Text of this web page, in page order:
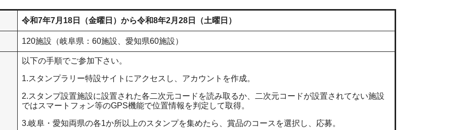
令和7年7月18日（金曜日）から令和8年2月28日（土曜日）
120施設（岐阜県：60施設、愛知県60施設）
以下の手順でご参加下さい。
1.スタンプラリー特設サイトにアクセスし、アカウントを作成。
2.スタンプ設置施設に設置された各二次元コードを読み取るか、二次元コードが設置されてない施設
ではスマートフォン等のGPS機能で位置情報を判定して取得。
3.岐阜・愛知両県の各1か所以上のスタンプを集めたら、賞品のコースを選択し、応募。